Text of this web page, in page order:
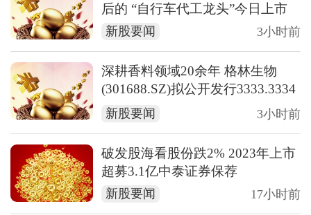
后的 “自行车代工龙头”今日上市
新股要闻 3小时前
深耕香料领域20余年 格林生物
(301688.SZ)拟公开发行3333.3334
万股
新股要闻 3小时前
破发股海看股份跌2% 2023年上市
超募3.1亿中泰证券保荐
新股要闻 17小时前